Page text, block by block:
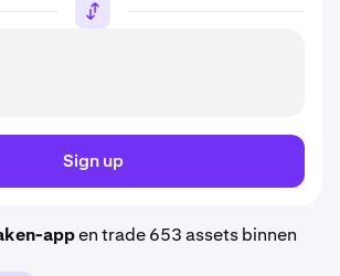
Sign up
appen trade 653 assets binnen